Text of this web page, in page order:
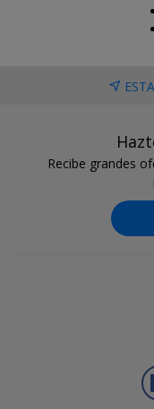
Recibe grandes